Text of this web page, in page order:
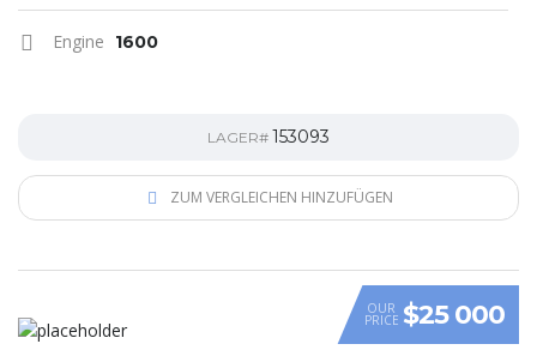
Engine 1600
LAGER# 153093
ZUM VERGLEICHEN HINZUFÜGEN
OUR
PRICE $25 000